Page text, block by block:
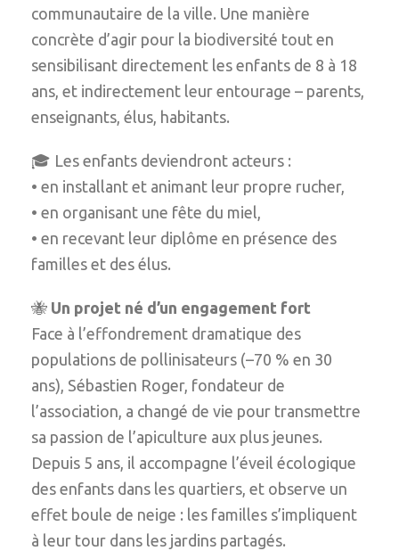
communautaire de la ville. Une manière
concrète d’agir pour la biodiversité tout en
sensibilisant directement les enfants de 8 à 18
ans, et indirectement leur entourage – parents,
enseignants, élus, habitants.
🎓 Les enfants deviendront acteurs :
• en installant et animant leur propre rucher,
• en organisant une fête du miel,
• en recevant leur diplôme en présence des
familles et des élus.
🐝 Un projet né d’un engagement fort
Face à l’effondrement dramatique des
populations de pollinisateurs (–70 % en 30
ans), Sébastien Roger, fondateur de
l’association, a changé de vie pour transmettre
sa passion de l’apiculture aux plus jeunes.
Depuis 5 ans, il accompagne l’éveil écologique
des enfants dans les quartiers, et observe un
effet boule de neige : les familles s’impliquent
à leur tour dans les jardins partagés.